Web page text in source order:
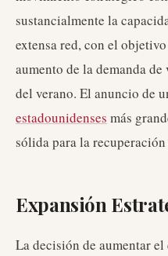
sustancialmente la
extensa red, con el
aumento de la demanda
del verano. El anuncio de
estadounidenses más
sólida para la
Expansión
La decisión de aumentar